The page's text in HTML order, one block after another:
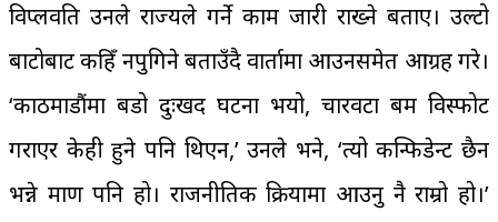
विप्लवप्रति उनले राज्यले गर्ने काम जारी राख्ने बताए। उल्टो
बाटोबाट कहिँ नपुगिने बताउँदै वार्तामा आउनसमेत आग्रह गरे।
‘काठमाडौंमा बडो दुःखद घटना भयो, चारवटा बम विस्फोट
गराएर केही हुने पनि थिएन,’ उनले भने, ‘त्यो कन्फिडेन्ट छैन
भन्ने प्रमाण पनि हो। राजनीतिक प्रक्रियामा आउनु नै राम्रो हो।’